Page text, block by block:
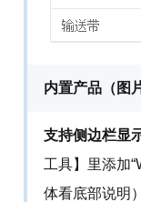
内置产品（图
支持侧边栏显
工具】里添加
体看底部说明）